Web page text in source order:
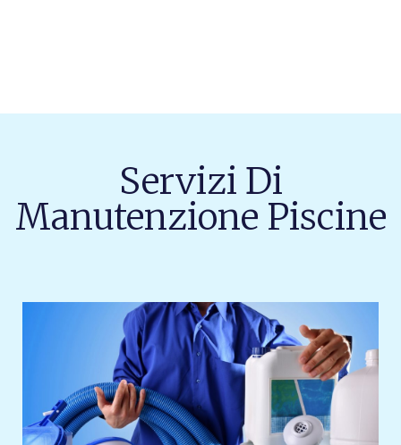
Servizi Di
Manutenzione Piscine